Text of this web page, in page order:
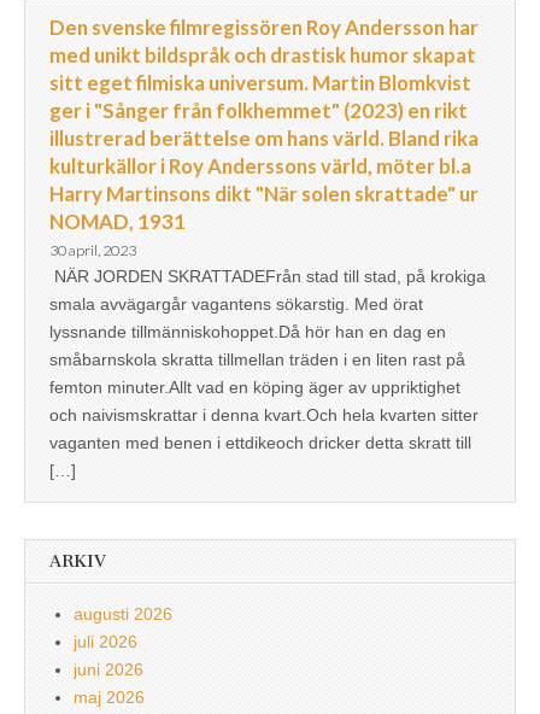
Den svenske filmregissören Roy Andersson har
med unikt bildspråk och drastisk humor skapat
sitt eget filmiska universum. Martin Blomkvist
ger i "Sånger från folkhemmet" (2023) en rikt
illustrerad berättelse om hans värld. Bland rika
kulturkällor i Roy Anderssons värld, möter bl.a
Harry Martinsons dikt "När solen skrattade" ur
NOMAD, 1931
30 april, 2023
NÄR JORDEN SKRATTADEFrån stad till stad, på krokiga
smala avvägargår vagantens sökarstig. Med örat
lyssnande tillmänniskohoppet.Då hör han en dag en
småbarnskola skratta tillmellan träden i en liten rast på
femton minuter.Allt vad en köping äger av uppriktighet
och naivismskrattar i denna kvart.Och hela kvarten sitter
vaganten med benen i ettdikeoch dricker detta skratt till
[…]
ARKIV
augusti 2026
juli 2026
juni 2026
maj 2026